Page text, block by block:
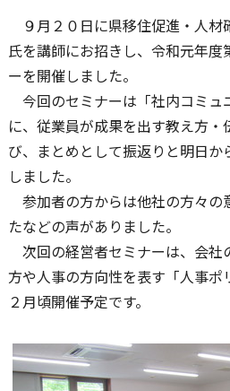
９月２０日に県移住促進・人材
氏を講師にお招きし、令和元年
ーを開催しました。
今回のセミナーは「社内コミュ
に、従業員が成果を出す教え方・
び、まとめとして振返りと明日
しました。
参加者の方からは他社の方々の
たなどの声がありました。
次回の経営者セミナーは、会社
方や人事の方向性を表す「人事ポ
２月頃開催予定です。